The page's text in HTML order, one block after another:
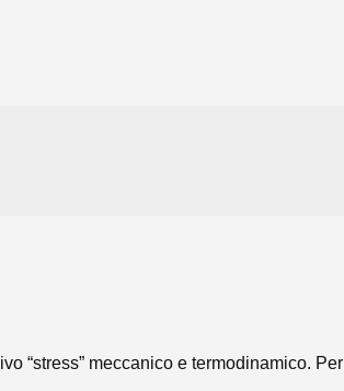
“stress” meccanico e termodinamico. Per